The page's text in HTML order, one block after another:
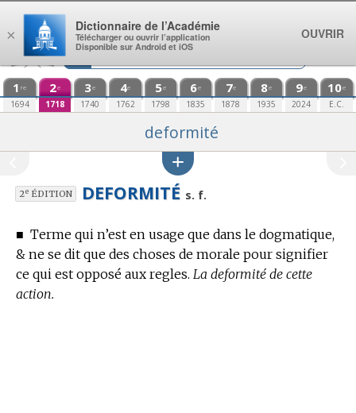
Aller au contenu
1 re
1694
2e
1718
3e
1740
4e
1762
5e
1798
6e
1835
7e
1878
8e
1935
9e
2024
10e
E.C.
deformité
2eÉDITION DEFORMITÉ s. f.
■ Terme qui n’est en usage que dans le dogmatique,
& ne se dit que des choses de morale pour signifier
ce qui est opposé aux regles. La deformité de cette
action.
×
Dictionnaire de l’Académie
Télécharger ou ouvrir l’application
Disponible sur Android et iOS
OUVRIR